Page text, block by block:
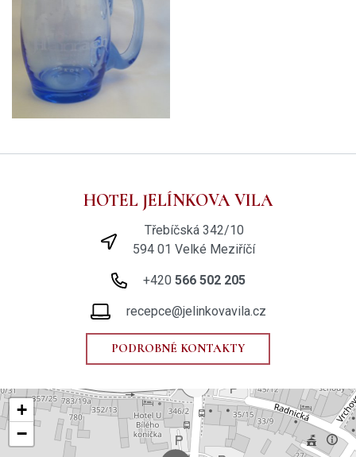
HOTEL JELÍNKOVA VILA
Třebíčská 342/10
594 01 Velké Meziříčí
+420 566 502 205
recepce@jelinkovavila.cz
PODROBNÉ KONTAKTY
+
−